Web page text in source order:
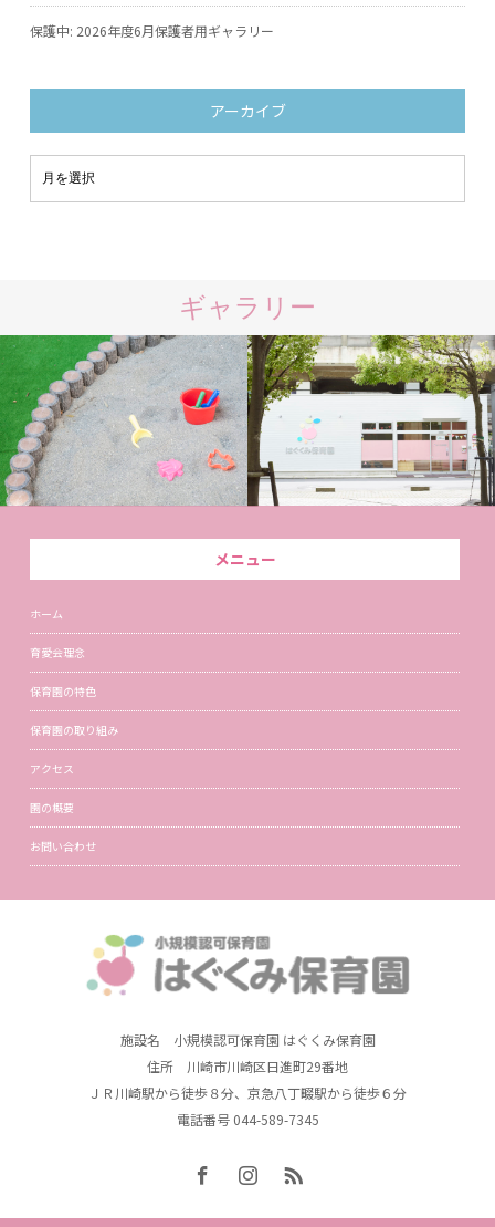
保護中: 2026年度6月保護者用ギャラリー
アーカイブ
ギャラリー
メニュー
ホーム
育愛会理念
保育園の特色
保育園の取り組み
アクセス
園の概要
お問い合わせ
施設名 小規模認可保育園 はぐくみ保育園
住所 川崎市川崎区日進町29番地
ＪＲ川崎駅から徒歩８分、京急八丁畷駅から徒歩６分
電話番号 044-589-7345